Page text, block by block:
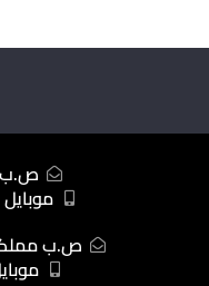
ص.ب233 النجف الأشرف
موبايل :
ص.ب مملكة